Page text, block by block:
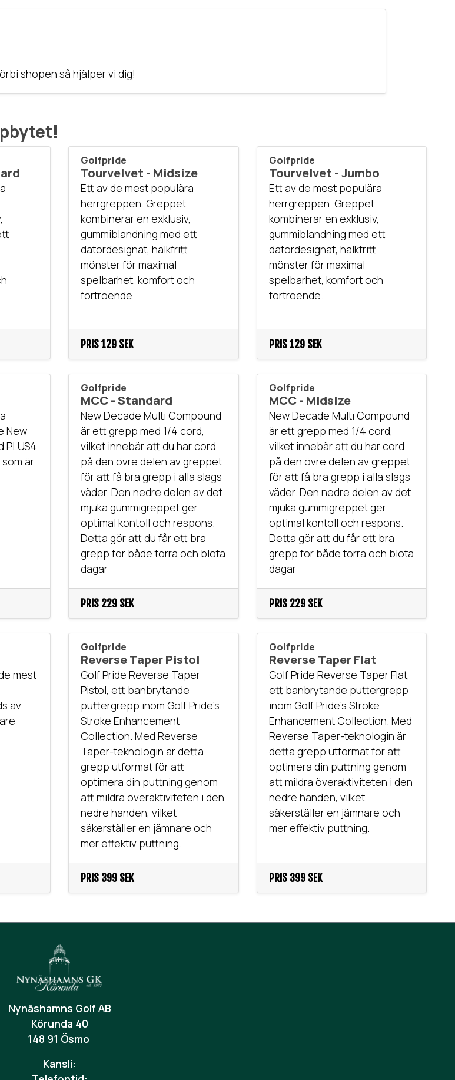
shopen så hjälper vi dig!
Golfpride
Tourvelvet - Midsize
Ett av de mest populära
herrgreppen. Greppet
kombinerar en exklusiv,
gummiblandning med ett
datordesignat, halkfritt
mönster för maximal
spelbarhet, komfort och
förtroende.
PRIS129 SEK
Golfpride
Tourvelvet - Jumbo
Ett av de mest populära
herrgreppen. Greppet
kombinerar en exklusiv,
gummiblandning med ett
datordesignat, halkfritt
mönster för maximal
spelbarhet, komfort och
förtroende.
PRIS129 SEK
New
PLUS4
är
Golfpride
MCC - Standard
New Decade Multi Compound
är ett grepp med 1/4 cord,
vilket innebär att du har cord
på den övre delen av greppet
för att få bra grepp i alla slags
väder. Den nedre delen av det
mjuka gummigreppet ger
optimal kontoll och respons.
Detta gör att du får ett bra
grepp för både torra och blöta
dagar
PRIS 229 SEK
Golfpride
MCC - Midsize
New Decade Multi Compound
är ett grepp med 1/4 cord,
vilket innebär att du har cord
på den övre delen av greppet
för att få bra grepp i alla slags
väder. Den nedre delen av det
mjuka gummigreppet ger
optimal kontoll och respons.
Detta gör att du får ett bra
grepp för både torra och blöta
dagar
PRIS 229 SEK
mest
av
Golfpride
Reverse Taper Pistol
Golf Pride Reverse Taper
Pistol, ett banbrytande
puttergrepp inom Golf Pride's
Stroke Enhancement
Collection. Med Reverse
Taper-teknologin är detta
grepp utformat för att
optimera din puttning genom
att mildra överaktiviteten i den
nedre handen, vilket
säkerställer en jämnare och
mer effektiv puttning.
PRIS 399 SEK
Golfpride
Reverse Taper Flat
Golf Pride Reverse Taper Flat,
ett banbrytande puttergrepp
inom Golf Pride's Stroke
Enhancement Collection. Med
Reverse Taper-teknologin är
detta grepp utformat för att
optimera din puttning genom
att mildra överaktiviteten i den
nedre handen, vilket
säkerställer en jämnare och
mer effektiv puttning.
PRIS 399 SEK
Nynäshamns Golf AB
Körunda 40
148 91 Ösmo
Kansli: